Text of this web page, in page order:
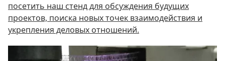
посетить наш стенд для обсуждения будущих
проектов, поиска новых точек взаимодействия и
укрепления деловых отношений.